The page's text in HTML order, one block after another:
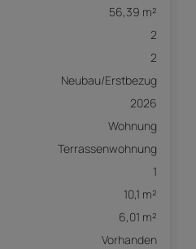
56,39 m²
2
2
Neubau/Erstbezug
2026
Wohnung
Terrassenwohnung
1
10,1 m²
6,01 m²
Vorhanden